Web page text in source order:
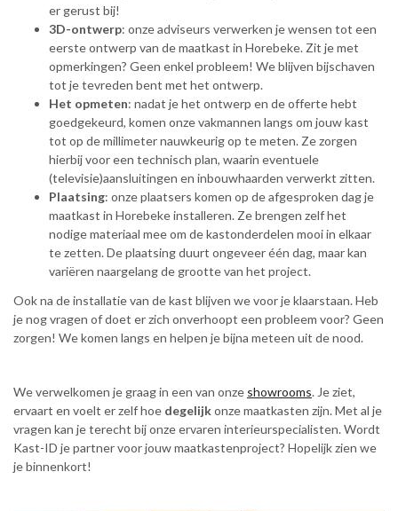
er gerust bij!
3D-ontwerp: onze adviseurs verwerken je wensen tot een
eerste ontwerp van de maatkast in Horebeke. Zit je met
opmerkingen? Geen enkel probleem! We blijven bijschaven
tot je tevreden bent met het ontwerp.
Het opmeten: nadat je het ontwerp en de offerte hebt
goedgekeurd, komen onze vakmannen langs om jouw kast
tot op de millimeter nauwkeurig op te meten. Ze zorgen
hierbij voor een technisch plan, waarin eventuele
(televisie)aansluitingen en inbouwhaarden verwerkt zitten.
Plaatsing: onze plaatsers komen op de afgesproken dag je
maatkast in Horebeke installeren. Ze brengen zelf het
nodige materiaal mee om de kastonderdelen mooi in elkaar
te zetten. De plaatsing duurt ongeveer één dag, maar kan
variëren naargelang de grootte van het project.
Ook na de installatie van de kast blijven we voor je klaarstaan. Heb
je nog vragen of doet er zich onverhoopt een probleem voor? Geen
zorgen! We komen langs en helpen je bijna meteen uit de nood.
We verwelkomen je graag in een van onze showrooms. Je ziet,
ervaart en voelt er zelf hoe degelijkonze maatkasten zijn. Met al je
vragen kan je terecht bij onze ervaren interieurspecialisten. Wordt
Kast-ID je partner voor jouw maatkastenproject? Hopelijk zien we
je binnenkort!